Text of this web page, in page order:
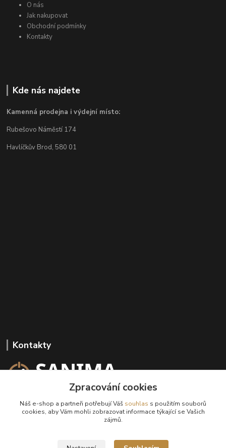
O nás
Jak nakupovat
Obchodní podmínky
Kontakty
Kde nás najdete
Kamenná prodejna i výdejní místo:
Rubešovo Náměstí 174
Havlíčkův Brod, 580 01
Kontakty
+420 602 647 136
(Po-Pá, 9-18 hod.)
Zpracování cookies
Náš e-shop a partneři potřebují Váš souhlas s použitím souborů
cookies, aby Vám mohli zobrazovat informace týkající se Vašich
zájmů.